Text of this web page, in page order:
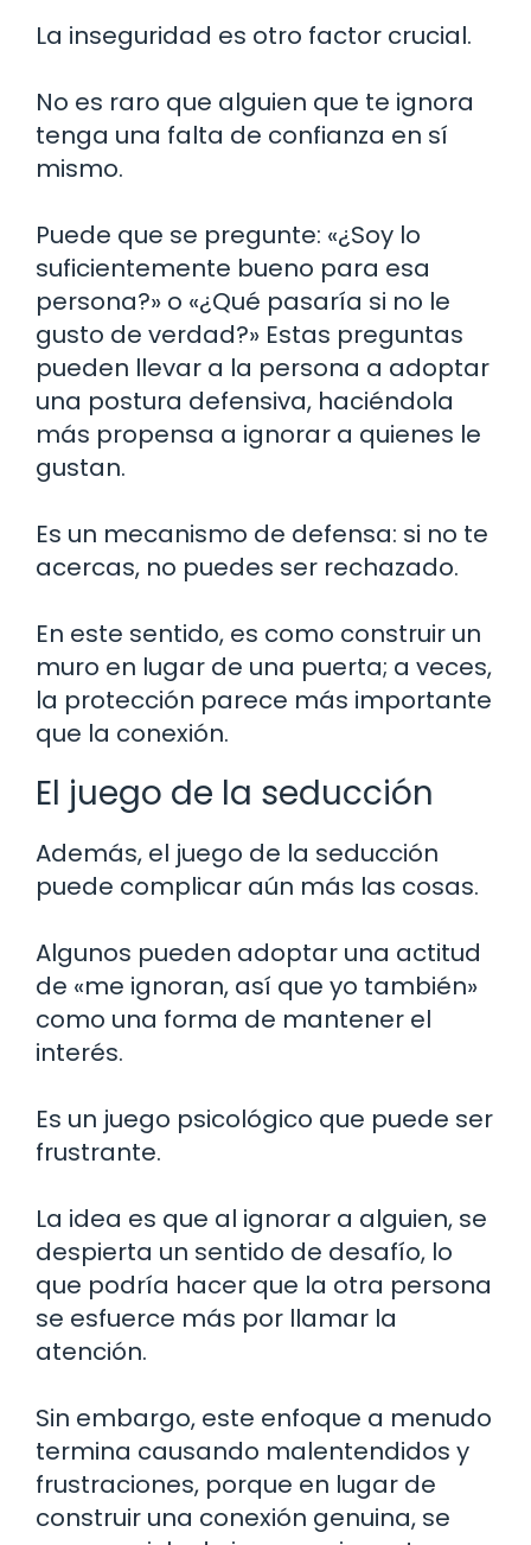
La inseguridad es otro factor crucial.
No es raro que alguien que te ignora
tenga una falta de confianza en sí
mismo.
Puede que se pregunte: «¿Soy lo
suficientemente bueno para esa
persona?» o «¿Qué pasaría si no le
gusto de verdad?» Estas preguntas
pueden llevar a la persona a adoptar
una postura defensiva, haciéndola
más propensa a ignorar a quienes le
gustan.
Es un mecanismo de defensa: si no te
acercas, no puedes ser rechazado.
En este sentido, es como construir un
muro en lugar de una puerta; a veces,
la protección parece más importante
que la conexión.
El juego de la seducción
Además, el juego de la seducción
puede complicar aún más las cosas.
Algunos pueden adoptar una actitud
de «me ignoran, así que yo también»
como una forma de mantener el
interés.
Es un juego psicológico que puede ser
frustrante.
La idea es que al ignorar a alguien, se
despierta un sentido de desafío, lo
que podría hacer que la otra persona
se esfuerce más por llamar la
atención.
Sin embargo, este enfoque a menudo
termina causando malentendidos y
frustraciones, porque en lugar de
construir una conexión genuina, se